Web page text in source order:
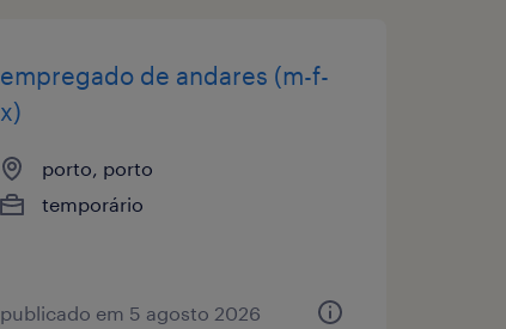
empregado de andares (m-f-
x)
porto, porto
temporário
publicado em 5 agosto 2026